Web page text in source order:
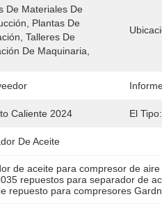
De Materiales De
Plantas De
Talleres De
De Maquinaria,
Caliente 2024 El Tipo:
De Aceite
de aceite para compresor de
repuestos para separador de
repuesto para compresores